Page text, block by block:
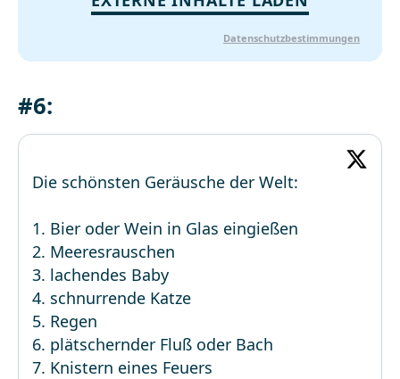
Datenschutzbestimmungen
#6:
Die schönsten Geräusche der Welt:
1. Bier oder Wein in Glas eingießen
2. Meeresrauschen
3. lachendes Baby
4. schnurrende Katze
5. Regen
6. plätschernder Fluß oder Bach
7. Knistern eines Feuers